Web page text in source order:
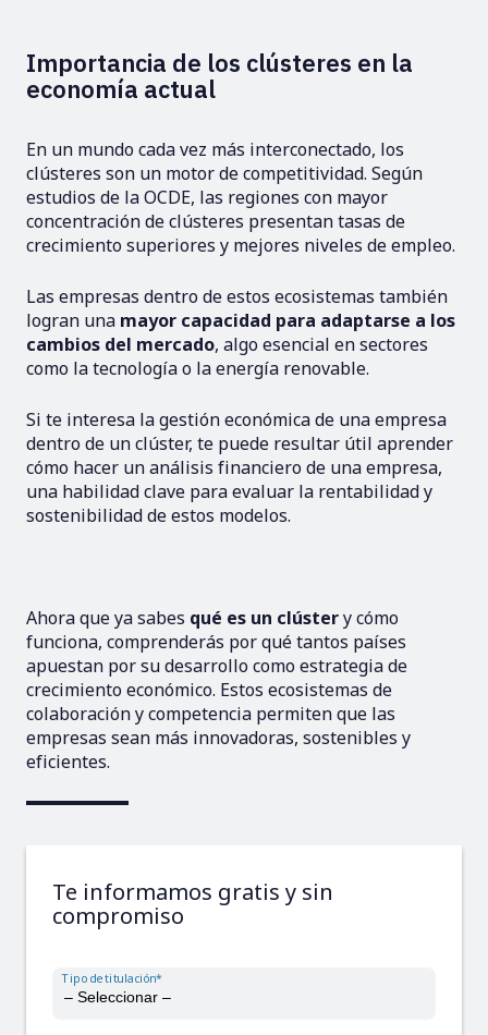
Importancia de los clústeres en la
economía actual
En un mundo cada vez más interconectado, los
clústeres son un motor de competitividad. Según
estudios de la OCDE, las regiones con mayor
concentración de clústeres presentan tasas de
crecimiento superiores y mejores niveles de empleo.
Las empresas dentro de estos ecosistemas también
logran una mayor capacidad para adaptarse a los
cambios del mercado, algo esencial en sectores
como la tecnología o la energía renovable.
Si te interesa la gestión económica de una empresa
dentro de un clúster, te puede resultar útil aprender
cómo hacer un análisis financiero de una empresa,
una habilidad clave para evaluar la rentabilidad y
sostenibilidad de estos modelos.
Ahora que ya sabes qué es un clústery cómo
funciona, comprenderás por qué tantos países
apuestan por su desarrollo como estrategia de
crecimiento económico. Estos ecosistemas de
colaboración y competencia permiten que las
empresas sean más innovadoras, sostenibles y
eficientes.
Te informamos gratis y sin
compromiso
Tipo de titulación*